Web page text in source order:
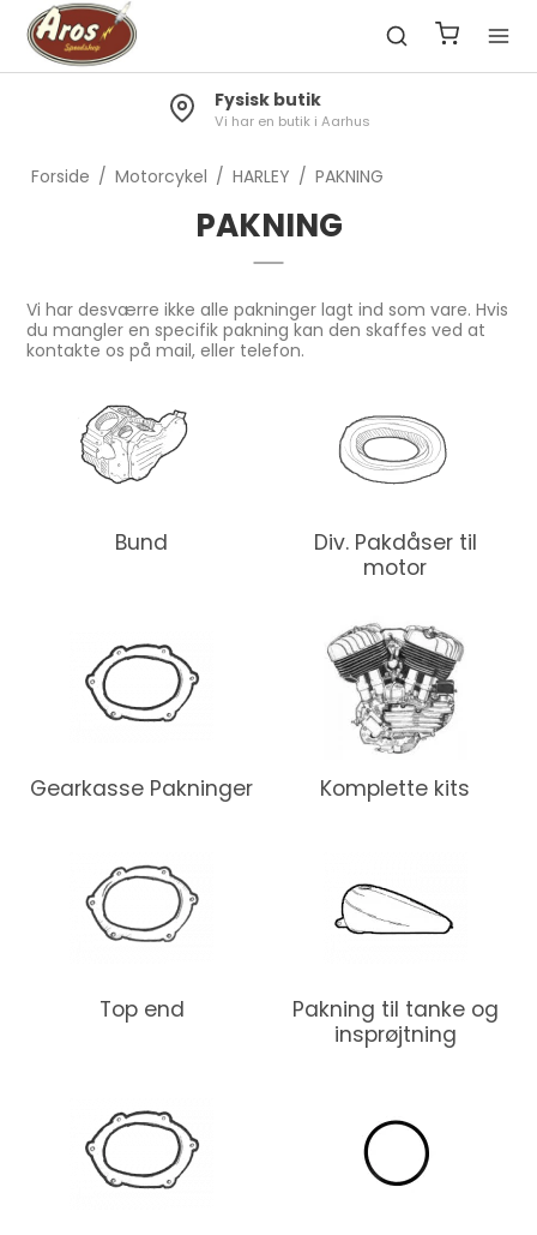
Fysisk butik
Vi har en butik i Aarhus
Forside / Motorcykel / HARLEY / PAKNING
PAKNING
Vi har desværre ikke alle pakninger lagt ind som vare. Hvis
du mangler en specifik pakning kan den skaffes ved at
kontakte os på mail, eller telefon.
Bund
Div. Pakdåser til
motor
Gearkasse Pakninger Komplette kits
Top end
Pakning til tanke og
insprøjtning